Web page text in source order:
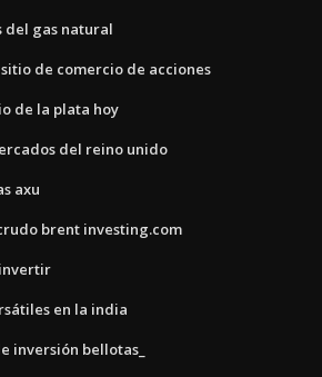
del gas natural
de comercio de acciones
de la plata hoy
del reino unido
axu
brent investing.com
en la india
inversión bellotas_